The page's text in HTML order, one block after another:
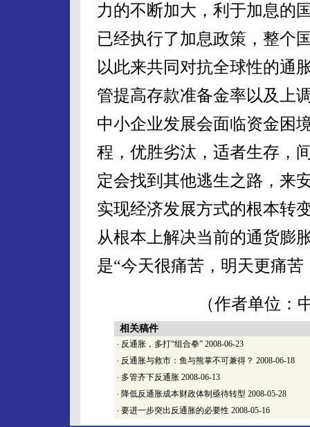
力的不断加大，利于加息的
已经执行了加息政策，整个
以此来共同对抗全球性的通
管提高存款准备金率以及上
中小企业发展会面临资金困
程，优胜劣汰，适者生存，
定会找到其他逃生之路，来
实现经济发展方式的根本转
从根本上解决当前的通货膨
是“今天很痛苦，明天更痛苦
（作者单位：
相关稿件
· 反通胀，多打“组合拳” 2008-06-23
· 反通胀与救市：鱼与熊掌不可兼得？ 2008-06-18
· 多管齐下反通胀 2008-06-13
· 降低反通胀成本财政体制亟待转型 2008-05-28
· 要进一步突出反通胀的必要性 2008-05-16